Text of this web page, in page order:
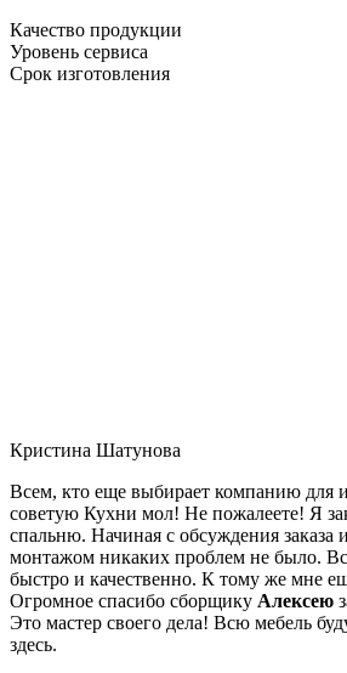
Качество продукции
Уровень сервиса
Срок изготовления
Кристина Шатунова
Всем, кто еще выбирает компанию для
советую Кухни мол! Не пожалеете! Я
спальню. Начиная с обсуждения заказа
монтажом никаких проблем не было.
быстро и качественно. К тому же мне
Огромное спасибо сборщику Алексею
Это мастер своего дела! Всю мебель
здесь.